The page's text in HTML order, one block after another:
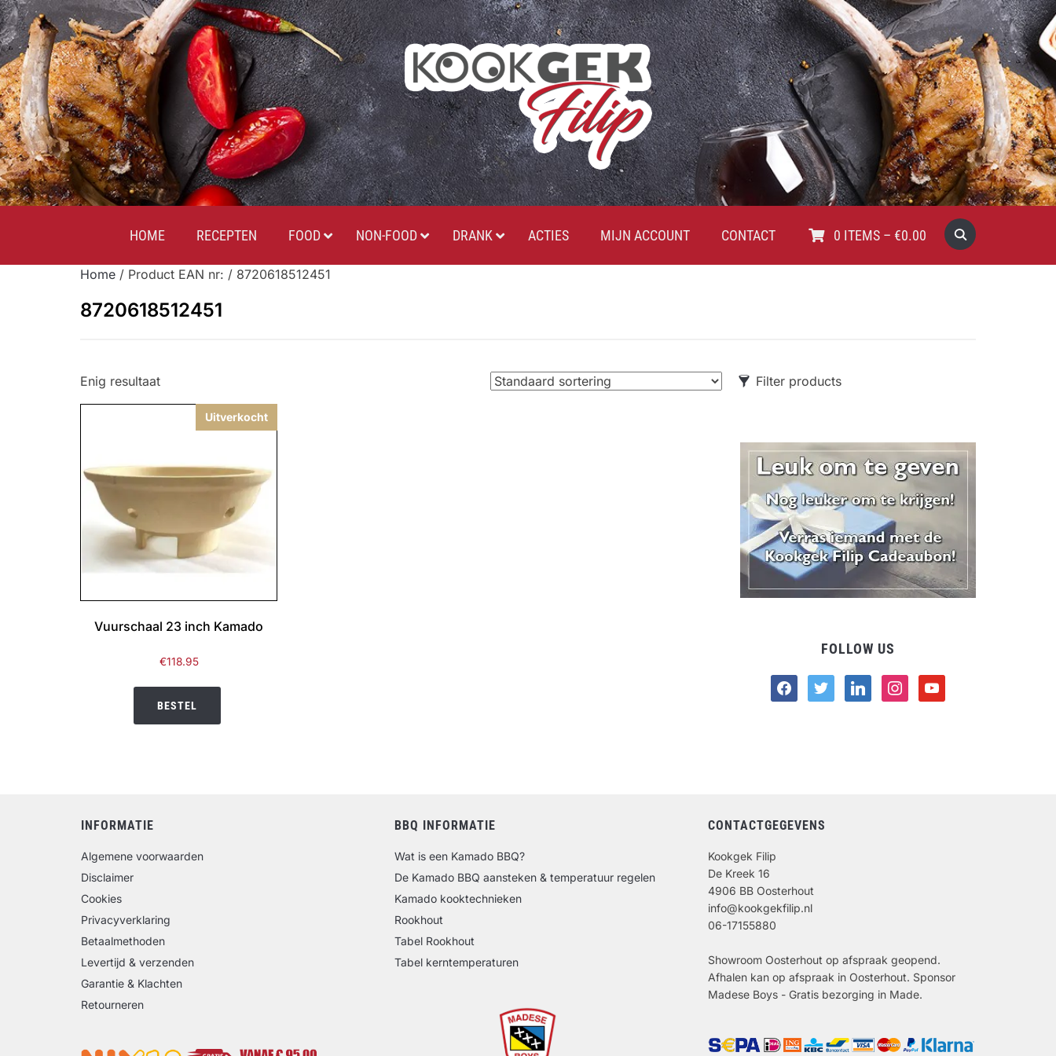
HOME RECEPTEN FOOD NON-FOOD DRANK ACTIES MIJN ACCOUNT CONTACT 0 ITEMS – €0.00
Home / Product EAN nr: / 8720618512451
8720618512451
Filter products
Food
Drank
Non-food
FOLLOW US
facebooktwitter linkedininstagramyoutube
Enig resultaat
Uitverkocht
Vuurschaal 23 inch Kamado
€118.95
BESTEL
INFORMATIE
Algemene voorwaarden
Disclaimer
Cookies
Privacyverklaring
Betaalmethoden
Levertijd & verzenden
Garantie & Klachten
Retourneren
BBQ INFORMATIE
Wat is een Kamado BBQ?
De Kamado BBQ aansteken & temperatuur regelen
Kamado kooktechnieken
Rookhout
Tabel Rookhout
Tabel kerntemperaturen
CONTACTGEGEVENS
Kookgek Filip
De Kreek 16
4906 BB Oosterhout
info@kookgekfilip.nl
06-17155880
Showroom Oosterhout op afspraak geopend.
Afhalen kan op afspraak in Oosterhout. Sponsor
Madese Boys - Gratis bezorging in Made.